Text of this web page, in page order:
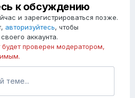
к обсуждению
и зарегистрироваться позже.
авторизуйтесь, чтобы
аккаунта.
проверен модератором,
теме...